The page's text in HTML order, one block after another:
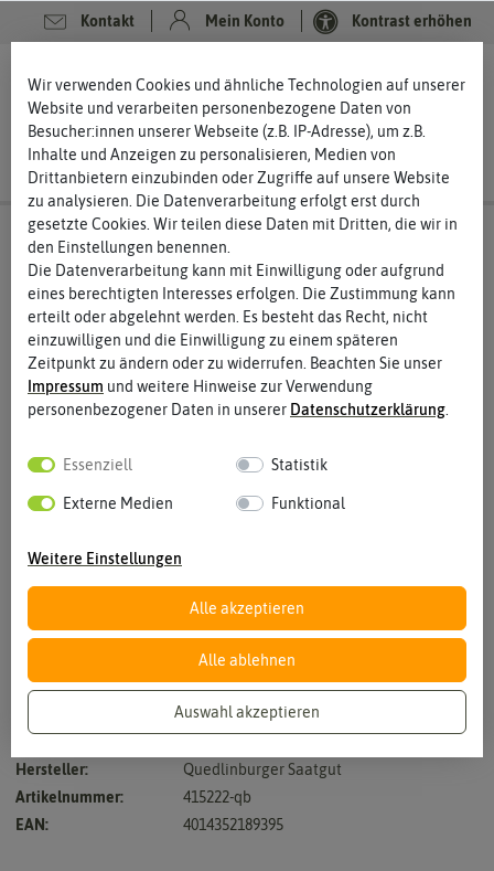
Kontakt Mein Konto Kontrast erhöhen
Vergrößern durch berühren
Qualitas -30 cm lang
Hersteller:
Quedlinburger Saatgut
Artikelnummer:
415222-qb
EAN:
4014352189395
Wir verwenden Cookies und ähnliche Technologien auf unserer
Website und verarbeiten personenbezogene Daten von
Besucher:innen unserer Webseite (z.B. IP-Adresse), um z.B.
Inhalte und Anzeigen zu personalisieren, Medien von
Drittanbietern einzubinden oder Zugriffe auf unsere Website
zu analysieren. Die Datenverarbeitung erfolgt erst durch
gesetzte Cookies. Wir teilen diese Daten mit Dritten, die wir in
den Einstellungen benennen.
Die Datenverarbeitung kann mit Einwilligung oder aufgrund
eines berechtigten Interesses erfolgen. Die Zustimmung kann
erteilt oder abgelehnt werden. Es besteht das Recht, nicht
einzuwilligen und die Einwilligung zu einem späteren
Zeitpunkt zu ändern oder zu widerrufen. Beachten Sie unser
Impressum und weitere Hinweise zur Verwendung
personenbezogener Daten in unserer Daten­schutz­erklärung
Essenziell Statistik
Externe Medien Funktional
Weitere Einstellungen
Alle akzeptieren
Alle ablehnen
Auswahl akzeptieren